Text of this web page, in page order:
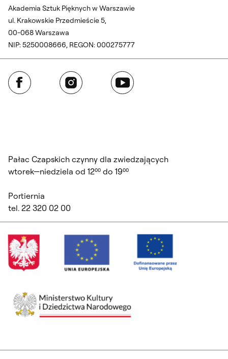
Akademia Sztuk Pięknych w Warszawie
ul. Krakowskie Przedmieście 5,
00-068 Warszawa
NIP: 5250008666, REGON: 000275777
Facebook Instagram YouTube
Pałac Czapskich czynny dla zwiedzających
wtorek—niedziela od 12⁰⁰ do 19⁰⁰
Portiernia
tel. 22 320 02 00